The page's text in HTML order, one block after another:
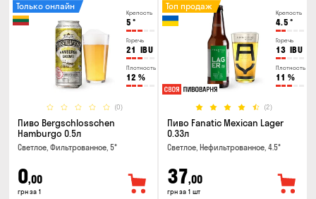
Крепость
5 °
Горечь
21 IBU
Плотность
12 %
(0)
Только онлайн
Пиво Bergschlosschen
Hamburgo 0.5л
Светлое, Фильтрованное, 5°
0,00
грн за 1
Крепость
4.5 °
Горечь
13 IBU
Плотность
11 %
(2)
Топ продаж
Пиво Fanatic Mexican Lager
0.33л
Светлое, Нефильтрованное, 4.5°
37,00
грн за 1 шт